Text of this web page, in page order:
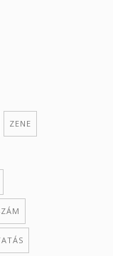
ZENE